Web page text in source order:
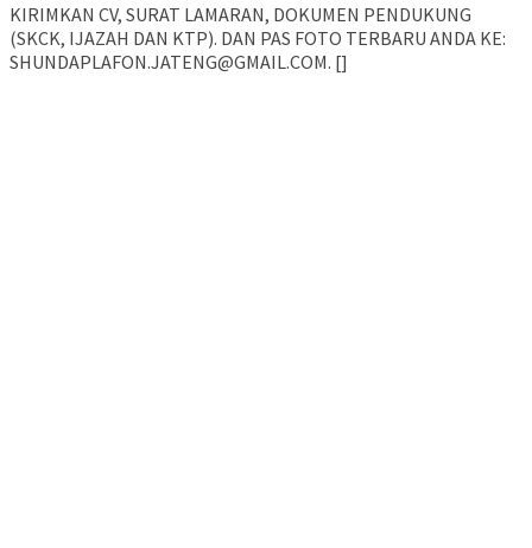
KIRIMKAN CV, SURAT LAMARAN, DOKUMEN PENDUKUNG
(SKCK, IJAZAH DAN KTP). DAN PAS FOTO TERBARU ANDA KE:
SHUNDAPLAFON.JATENG@GMAIL.COM. []